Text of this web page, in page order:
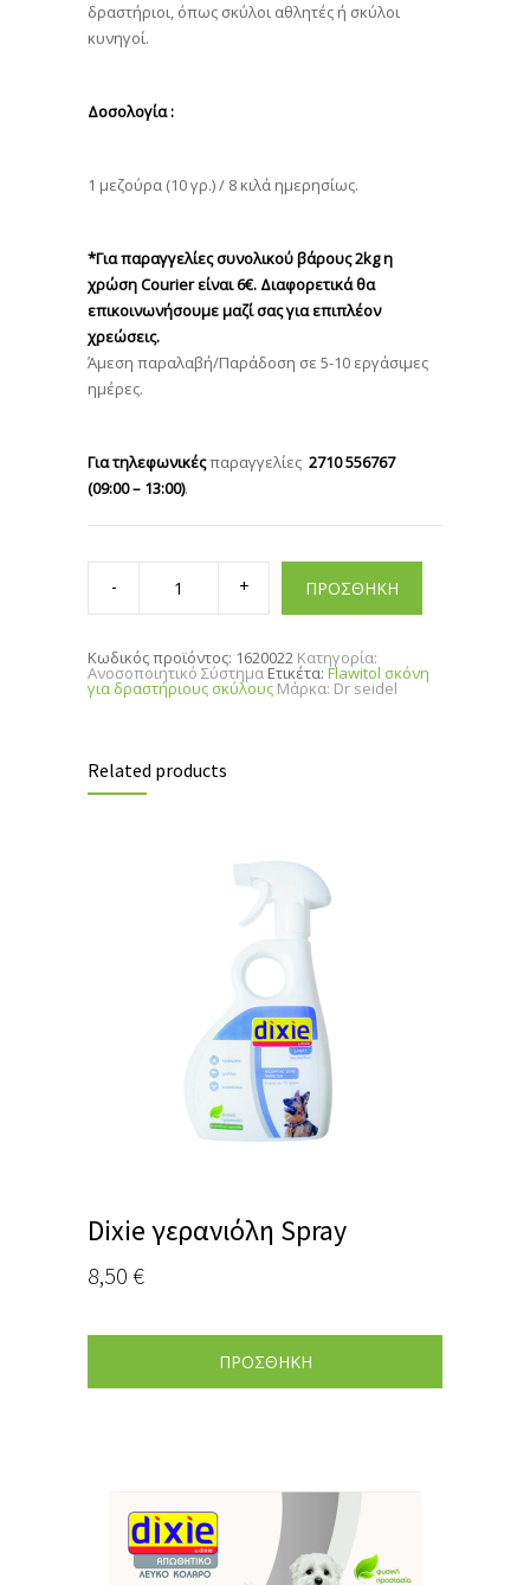
δραστήριοι, όπως σκύλοι αθλητές ή σκύλοι
κυνηγοί.
Δοσολογία :
1 μεζούρα (10 γρ.) / 8 κιλά ημερησίως.
*Για παραγγελίες συνολικού βάρους 2kg η
χρώση Courier είναι 6€. Διαφορετικά θα
επικοινωνήσουμε μαζί σας για επιπλέον
χρεώσεις.
Άμεση παραλαβή/Παράδοση σε 5-10 εργάσιμες
ημέρες.
Για τηλεφωνικέςπαραγγελίες 2710 556767
(09:00 – 13:00).
Flawitol
σκόνη
δραστήριους
ΠΡΟΣΘΗΚΗ
Κωδικός προϊόντος: 1620022 Κατηγορία:
Ανοσοποιητικό Σύστημα Ετικέτα: Flawitol σκόνη
για δραστήριους σκύλους Μάρκα: Dr seidel
Related products
Dixie γερανιόλη Spray
8,50 €
ΠΡΟΣΘΗΚΗ